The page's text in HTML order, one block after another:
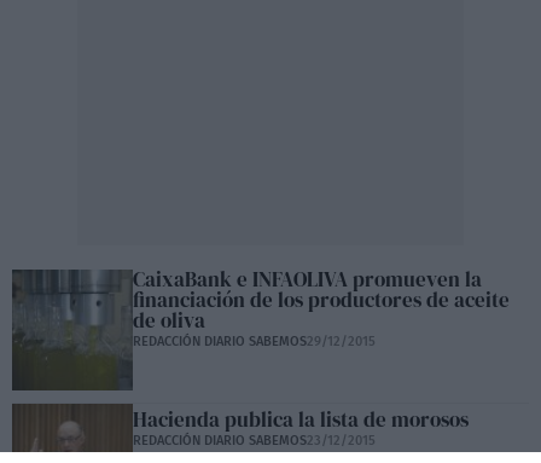
CaixaBank e INFAOLIVA promueven la
financiación de los productores de aceite
de oliva
REDACCIÓN DIARIO SABEMOS29/12/2015
Hacienda publica la lista de morosos
REDACCIÓN DIARIO SABEMOS23/12/2015